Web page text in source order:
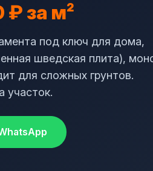
₽ за м²
под ключ для дома,
шведская плита),
для сложных грунтов.
участок.